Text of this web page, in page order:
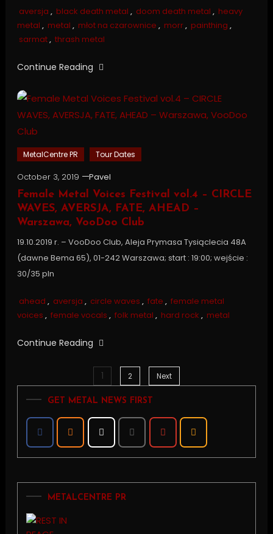
aversja , black death metal , doom death metal , heavy
metal , metal , młot na czarownice , morr, painthing ,
sarmat, thrash metal
Continue Reading
MetalCentre PR Tour Dates
October 3, 2019
Pavel
Female Metal Voices Festival vol.4 – CIRCLE
WAVES, AVERSJA, FATE, AHEAD –
Warszawa, VooDoo Club
19.10.2019 r. – VooDoo Club, Aleja Prymasa Tysiąclecia 48A
(dawne Bema 65), 01-242 Warszawa; start : 19:00; wejście :
30/35 pln
ahead , aversja , circle waves , fate , female metal
voices , female vocals , folk metal , hard rock , metal
Continue Reading
pagination
1 2 Next
GET METAL NEWS FIRST
METALCENTRE PR